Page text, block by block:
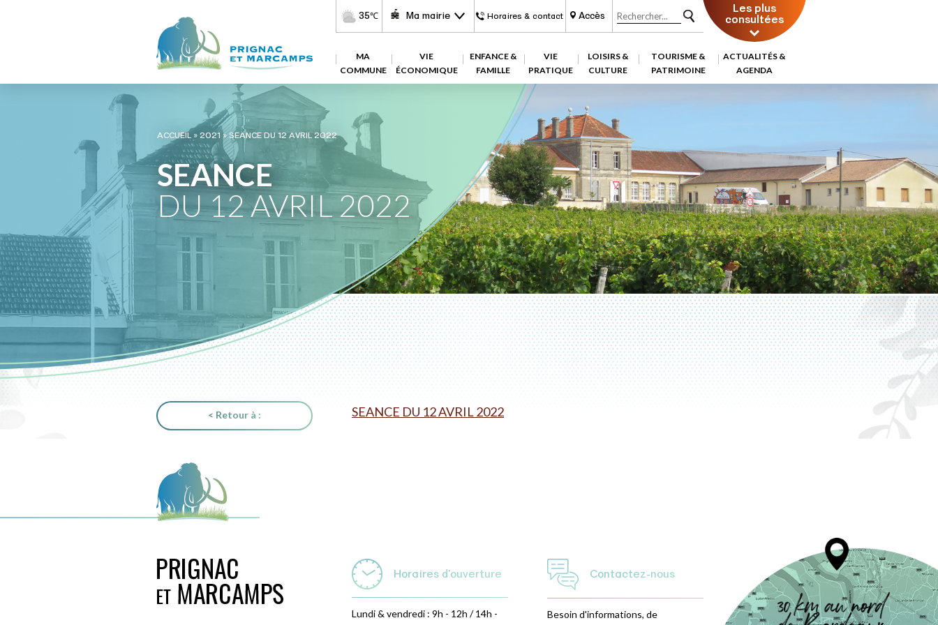
35℃ Ma mairie Horaires & contact Accès Les plus
consultées
MA
COMMUNE
VIE
ÉCONOMIQUE
ENFANCE &
FAMILLE
VIE
PRATIQUE
LOISIRS &
CULTURE
TOURISME &
PATRIMOINE
ACTUALITÉS &
AGENDA
ACCUEIL»2021 »SEANCE DU 12 AVRIL 2022
SEANCE
DU 12 AVRIL 2022
< Retour à : SEANCE DU 12 AVRIL 2022
Horaires d'ouverture
Lundi & vendredi : 9h - 12h / 14h -
Contactez-nous
Besoin d'informations, de